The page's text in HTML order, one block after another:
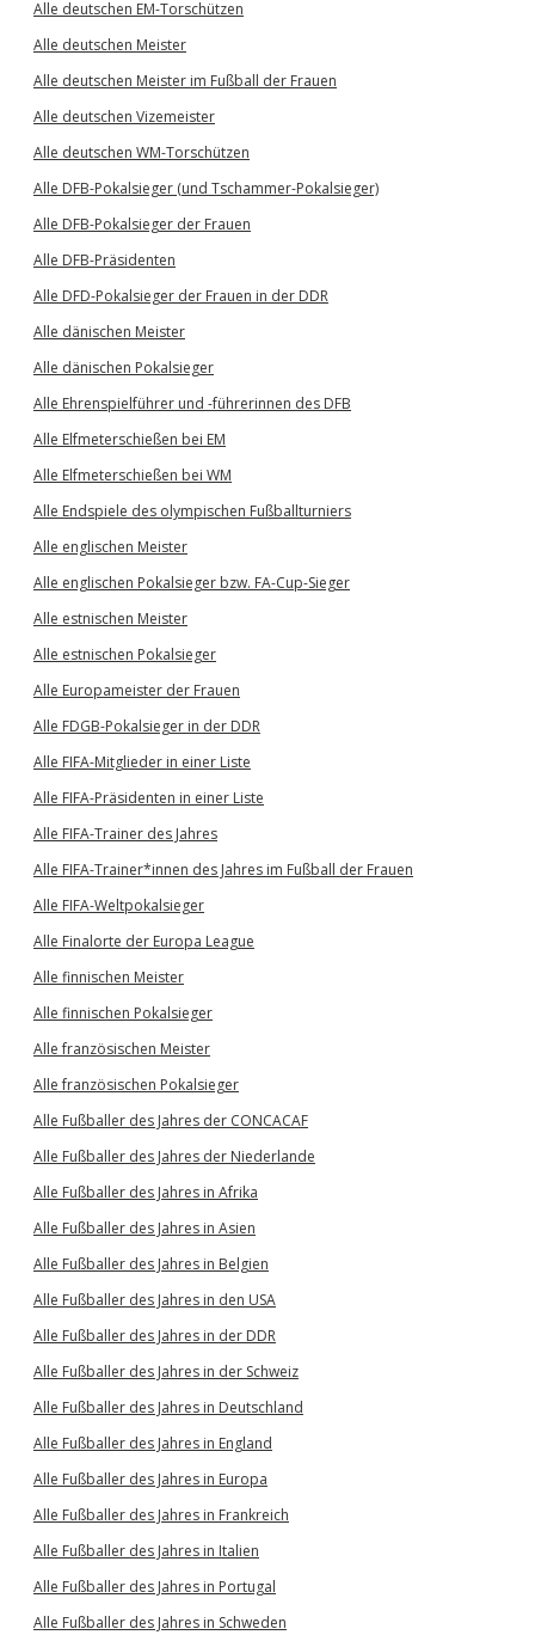
Alle deutschen EM-Torschützen
Alle deutschen Meister
Alle deutschen Meister im Fußball der Frauen
Alle deutschen Vizemeister
Alle deutschen WM-Torschützen
Alle DFB-Pokalsieger (und Tschammer-Pokalsieger)
Alle DFB-Pokalsieger der Frauen
Alle DFB-Präsidenten
Alle DFD-Pokalsieger der Frauen in der DDR
Alle dänischen Meister
Alle dänischen Pokalsieger
Alle Ehrenspielführer und -führerinnen des DFB
Alle Elfmeterschießen bei EM
Alle Elfmeterschießen bei WM
Alle Endspiele des olympischen Fußballturniers
Alle englischen Meister
Alle englischen Pokalsieger bzw. FA-Cup-Sieger
Alle estnischen Meister
Alle estnischen Pokalsieger
Alle Europameister der Frauen
Alle FDGB-Pokalsieger in der DDR
Alle FIFA-Mitglieder in einer Liste
Alle FIFA-Präsidenten in einer Liste
Alle FIFA-Trainer des Jahres
Alle FIFA-Trainer*innen des Jahres im Fußball der Frauen
Alle FIFA-Weltpokalsieger
Alle Finalorte der Europa League
Alle finnischen Meister
Alle finnischen Pokalsieger
Alle französischen Meister
Alle französischen Pokalsieger
Alle Fußballer des Jahres der CONCACAF
Alle Fußballer des Jahres der Niederlande
Alle Fußballer des Jahres in Afrika
Alle Fußballer des Jahres in Asien
Alle Fußballer des Jahres in Belgien
Alle Fußballer des Jahres in den USA
Alle Fußballer des Jahres in der DDR
Alle Fußballer des Jahres in der Schweiz
Alle Fußballer des Jahres in Deutschland
Alle Fußballer des Jahres in England
Alle Fußballer des Jahres in Europa
Alle Fußballer des Jahres in Frankreich
Alle Fußballer des Jahres in Italien
Alle Fußballer des Jahres in Portugal
Alle Fußballer des Jahres in Schweden